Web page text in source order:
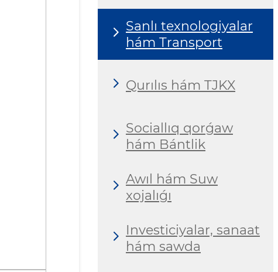
Sanlı texnologiyalar
hám Transport
Qurılıs hám TJKX
Sociallıq qorǵaw
hám Bántlik
Awıl hám Suw
xojalıǵı
Investiciyalar, sanaat
hám sawda